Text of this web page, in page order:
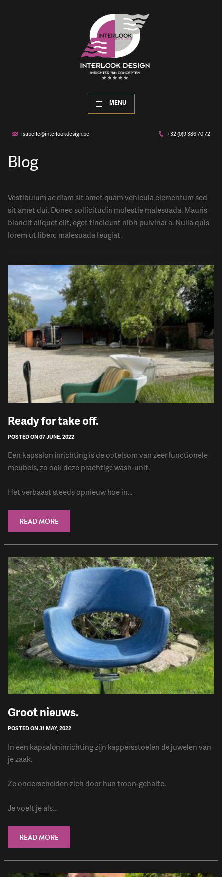
MENU
isabelle@interlookdesign.be +32 (0)9 386 70 72
Blog
Vestibulum ac diam sit amet quam vehicula elementum sed
sit amet dui. Donec sollicitudin molestie malesuada. Mauris
blandit aliquet elit, eget tincidunt nibh pulvinar a. Nulla quis
lorem ut libero malesuada feugiat.
​Ready for take off.
POSTED ON 07 JUNE, 2022
Een kapsalon inrichting is de optelsom van zeer functionele
meubels, zo ook deze prachtige wash-unit.
Het verbaast steeds opnieuw hoe in...
READ MORE
Groot nieuws.
POSTED ON 31 MAY, 2022
In een kapsaloninrichting zijn kappersstoelen de juwelen van
je zaak.
Ze onderscheiden zich door hun troon-gehalte.
Je voelt je als...
READ MORE